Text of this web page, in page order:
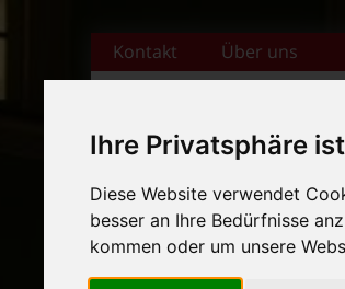
Ihre Privatsphäre
Diese Website verwendet
besser an Ihre Bedürfnisse
kommen oder um unsere
Zum Inhalt springen
Kontakt Über uns
Startseite
News-Ticker:
+++
+++